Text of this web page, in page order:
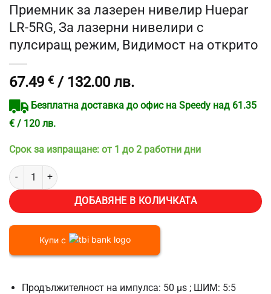
Приемник за лазерен нивелир Huepar
LR-5RG, За лазерни нивелири с
пулсиращ режим, Видимост на открито
67.49 € / 132.00 лв.
Безплатна доставка до офис на Speedy над 61.35
€ / 120 лв.
Срок за изпращане: от 1 до 2 работни дни
количество за Приемник за лазерен нивелир Huepar LR-5RG,
ДОБАВЯНЕ В КОЛИЧКАТА
Купи с
Продължителност на импулса: 50 μs ; ШИМ: 5:5